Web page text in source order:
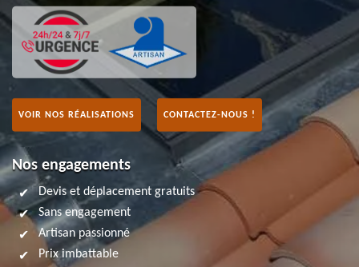
VOIR NOS RÉALISATIONS CONTACTEZ-NOUS !
Nos engagements
Devis et déplacement gratuits
Sans engagement
Artisan passionné
Prix imbattable